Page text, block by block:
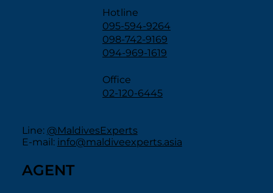
Hotline
095-594-9264
098-742-9169
094-969-1619
Office
02-120-6445
Line: @MaldivesExperts
E-mail: info@maldiveexperts.asia
AGENT